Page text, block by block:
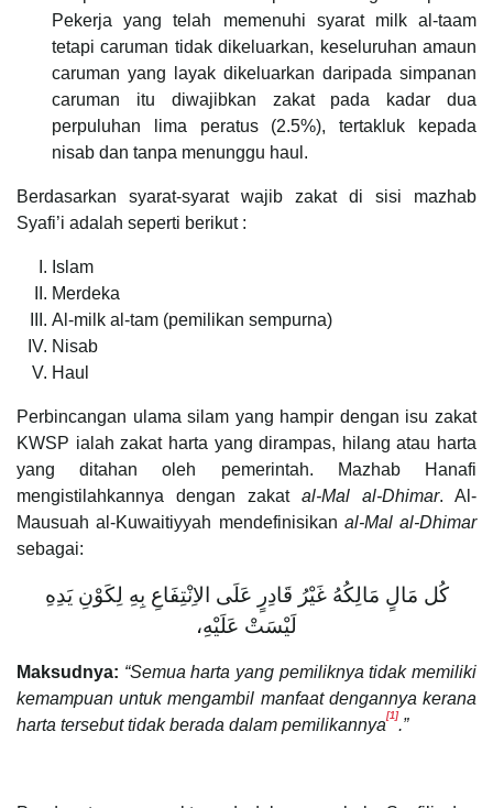
Pekerja yang telah memenuhi syarat milk al-taam
tetapi caruman tidak dikeluarkan, keseluruhan amaun
caruman yang layak dikeluarkan daripada simpanan
caruman itu diwajibkan zakat pada kadar dua
perpuluhan lima peratus (2.5%), tertakluk kepada
nisab dan tanpa menunggu haul.
Berdasarkan syarat-syarat wajib zakat di sisi mazhab
Syafi’i adalah seperti berikut :
Islam
Merdeka
Al-milk al-tam (pemilikan sempurna)
Nisab
Haul
Perbincangan ulama silam yang hampir dengan isu zakat
KWSP ialah zakat harta yang dirampas, hilang atau harta
yang ditahan oleh pemerintah. Mazhab Hanafi
mengistilahkannya dengan zakat al-Mal al-Dhimar. Al-
Mausuah al-Kuwaitiyyah mendefinisikan al-Mal al-Dhimar
sebagai:
كُل مَالٍ مَالِكُهُ غَيْرُ قَادِرٍ عَلَى الاِنْتِفَاعِ بِهِ لِكَوْنِ يَدِهِ
لَيْسَتْ عَلَيْهِ،
Maksudnya: “Semua harta yang pemiliknya tidak memiliki
kemampuan untuk mengambil manfaat dengannya kerana
harta tersebut tidak berada dalam pemilikannya[1].”